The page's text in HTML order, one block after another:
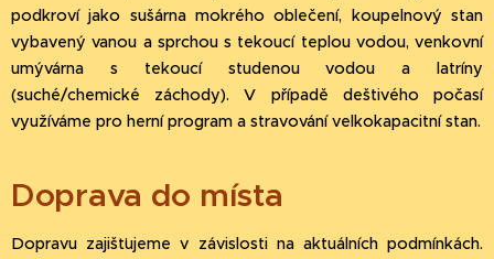
podkroví jako sušárna mokrého oblečení, koupelnový stan
vybavený vanou a sprchou s tekoucí teplou vodou, venkovní
umývárna s tekoucí studenou vodou a latríny
(suché/chemické záchody). V případě deštivého počasí
využíváme pro herní program a stravování velkokapacitní stan.
Doprava do místa
Dopravu zajišťujeme v závislosti na aktuálních podmínkách.